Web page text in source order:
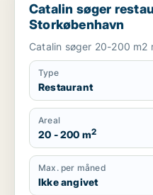
Catalin søger
Storkøbenhavn
Catalin søger 20-200 m2
Type
Restaurant
Areal
20 - 200 m2
Max. per måned
Ikke angivet